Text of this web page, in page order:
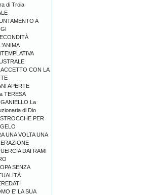
di Troia
A
CON LA
APERTE
TERESA
La
di Dio
PER
UNA VOLTA UNA
DAI RAMI
SENZA
E' LA SUA